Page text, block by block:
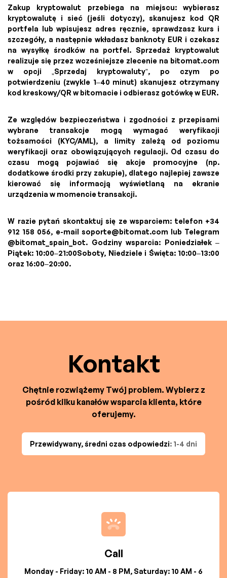
Zakup kryptowalut przebiega na miejscu: wybierasz
kryptowalutę i sieć (jeśli dotyczy), skanujesz kod QR
portfela lub wpisujesz adres ręcznie, sprawdzasz kurs i
szczegóły, a następnie wkładasz banknoty EUR i czekasz
na wysyłkę środków na portfel. Sprzedaż kryptowalut
realizuje się przez wcześniejsze zlecenie na bitomat.com
w opcji „Sprzedaj kryptowaluty”, po czym po
potwierdzeniu (zwykle 1–40 minut) skanujesz otrzymany
kod kreskowy/QR w bitomacie i odbierasz gotówkę w EUR.
Ze względów bezpieczeństwa i zgodności z przepisami
wybrane transakcje mogą wymagać weryfikacji
tożsamości (KYC/AML), a limity zależą od poziomu
weryfikacji oraz obowiązujących regulacji. Od czasu do
czasu mogą pojawiać się akcje promocyjne (np.
dodatkowe środki przy zakupie), dlatego najlepiej zawsze
kierować się informacją wyświetlaną na ekranie
urządzenia w momencie transakcji.
W razie pytań skontaktuj się ze wsparciem: telefon +34
912 158 056, e-mail soporte@bitomat.com lub Telegram
@bitomat_spain_bot. Godziny wsparcia: Poniedziałek –
Piątek: 10:00–21:00Soboty, Niedziele i Święta: 10:00–13:00
oraz 16:00–20:00.
Kontakt
Chętnie rozwiążemy Twój problem. Wybierz z
pośród kilku kanałów wsparcia klienta, które
oferujemy.
Przewidywany, średni czas odpowiedzi: 1-4 dni
Call
Monday - Friday: 10 AM - 8 PM, Saturday: 10 AM - 6